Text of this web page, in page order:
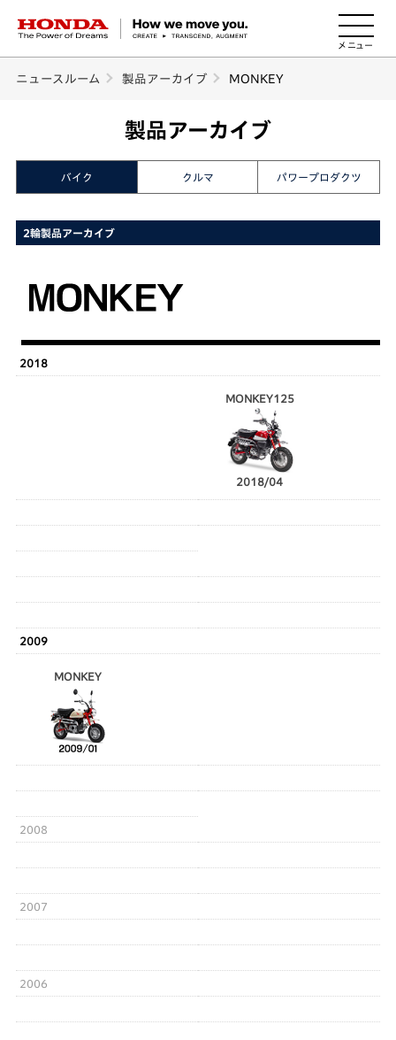
HONDA The Power of Dreams
ニュースルーム 製品アーカイブ MONKEY
製品アーカイブ
バイク クルマ パワープロダクツ
2輪製品アーカイブ
2018
MONKEY125
2018/04
2009
MONKEY
2008
2007
2006